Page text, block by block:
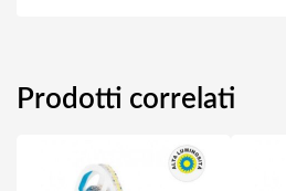
Prodotti correlati